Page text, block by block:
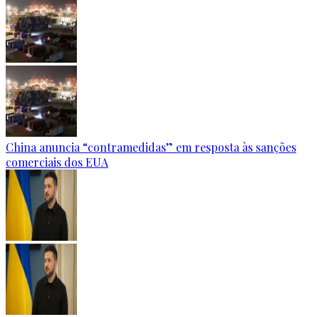
China anuncia “contramedidas” em resposta às sanções
comerciais dos EUA